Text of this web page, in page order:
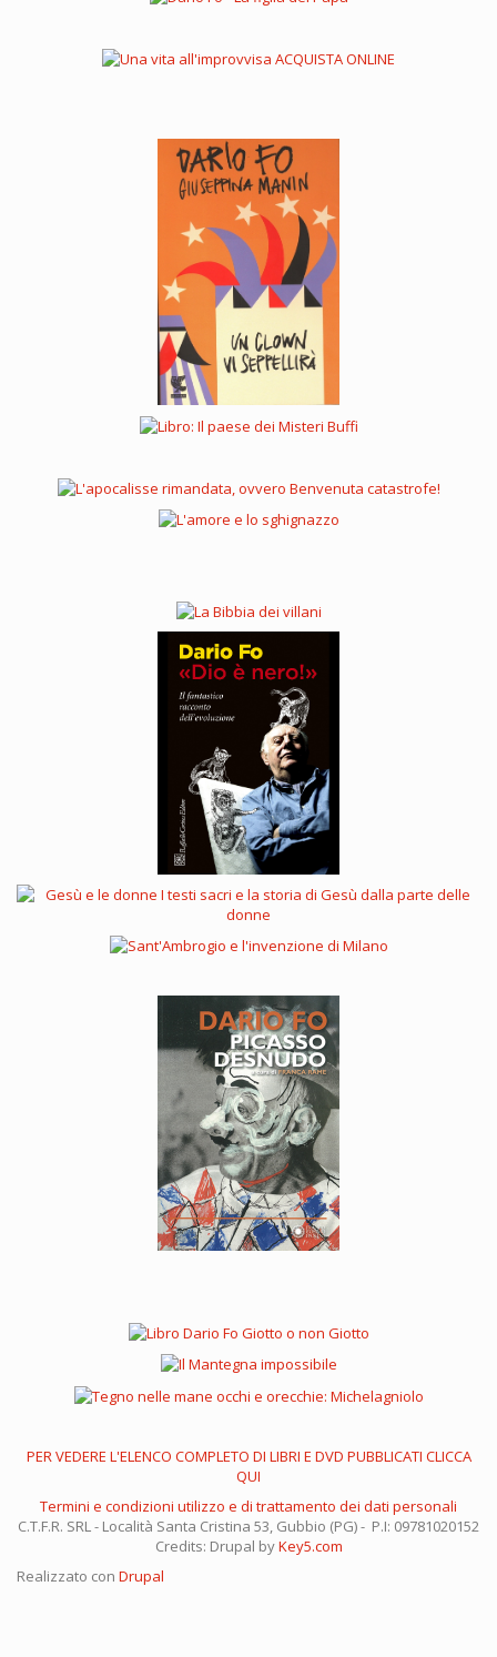
PER VEDERE L'ELENCO COMPLETO DI LIBRI E DVD PUBBLICATI CLICCA
QUI
Termini e condizioni utilizzo e di trattamento dei dati personali
C.T.F.R. SRL - Località Santa Cristina 53, Gubbio (PG) - P.I: 09781020152
Credits: Drupal byKey5.com
Realizzato con Drupal